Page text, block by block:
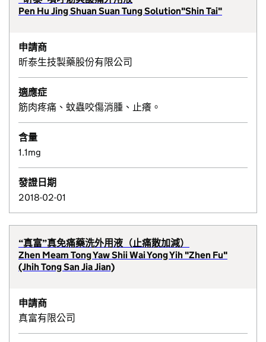
Pen Hu Jing Shuan Suan Tung Solution"Shin Tai"
申請商
昕泰生技製藥股份有限公司
適應症
筋肉疼痛、蚊蟲咬傷消腫、止癢。
含量
1.1mg
發證日期
2018-02-01
“真富”真免痛藥洗外用液（止痛散加減）
Zhen Meam Tong Yaw Shii Wai Yong Yih "Zhen Fu"
(Jhih Tong San Jia Jian)
申請商
真富有限公司